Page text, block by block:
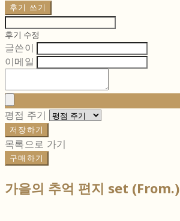
후기 쓰기
후기 수정
글쓴이
이메일
평점 주기
저장하기
목록으로 가기
구매하기
가을의 추억 편지 set (From.)